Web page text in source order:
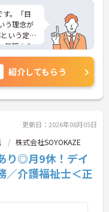
。「目
う理念が
いう定着
毎朝のミ
ワークが
業務に
やチーム
してしっ
な魅力と
での資格
ャーや
の挑戦も
リフレッ
ライフバ
形成を目
です。
紹介してもらう
更新日：2026年08月05日
株式会社SOYOKAZE
り◎月9休！デイ
／介護福祉士＜正